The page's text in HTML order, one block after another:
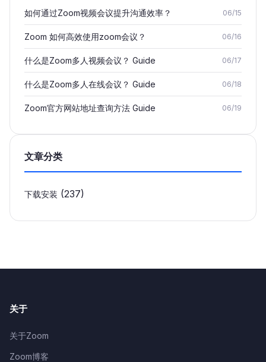
如何通过Zoom视频会议提升沟通效率？ 06/15
Zoom 如何高效使用zoom会议？ 06/16
什么是Zoom多人视频会议？ Guide 06/17
什么是Zoom多人在线会议？ Guide 06/18
Zoom官方网站地址查询方法 Guide 06/19
文章分类
下载安装 (237)
关于
关于Zoom
Zoom博客